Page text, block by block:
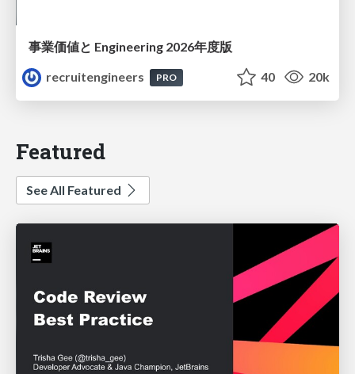
事業価値と Engineering 2026年度版
recruitengineers
PRO 40 20k
Featured
See All Featured